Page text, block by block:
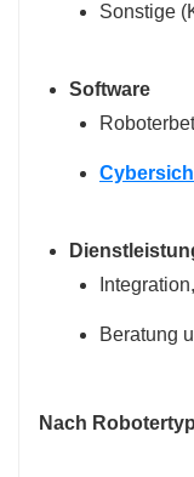
Sonstige
Software
Beratung
Nach Robotertyp